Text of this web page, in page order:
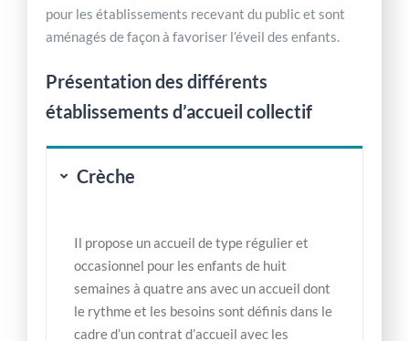
pour les établissements recevant du public et sont
aménagés de façon à favoriser l’éveil des enfants.
Présentation des différents
établissements d’accueil collectif
Crèche
Il propose un accueil de type régulier et
occasionnel pour les enfants de huit
semaines à quatre ans avec un accueil dont
le rythme et les besoins sont définis dans le
cadre d’un contrat d’accueil avec les